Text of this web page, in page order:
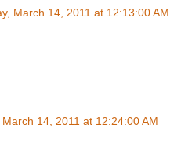
March 14, 2011 at 12:13:00 AM
March 14, 2011 at 12:24:00 AM